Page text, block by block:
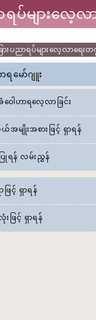
ရပ်များလေ့
းပညာရပ်များလေ့လာရေး
ရမော်ဂျူး
ဝေါဟာရလေ့လာခြင်း
ယ်အမျိုးအစားဖြင့် ရှာရန်
ြုရန် လမ်းညွှန်
ဖြင့် ရှာရန်
းဖြင့် ရှာရန်